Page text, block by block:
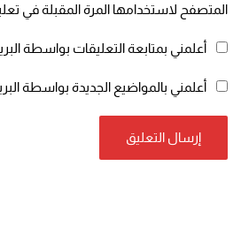
المتصفح لاستخدامها المرة المقبلة في
أعلمني بمتابعة التعليقات بواسطة
أعلمني بالمواضيع الجديدة بواسطة